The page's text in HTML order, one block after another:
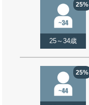
25%
25～34歳
25%